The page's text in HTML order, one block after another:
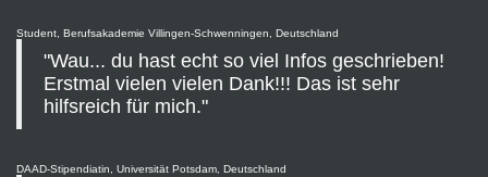
Student, Berufsakademie Villingen-Schwenningen, Deutschland
"Wau... du hast echt so viel Infos geschrieben!
Erstmal vielen vielen Dank!!! Das ist sehr
hilfsreich für mich."
DAAD-Stipendiatin, Universität Potsdam, Deutschland